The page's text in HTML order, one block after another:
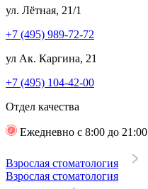
ул. Лётная, 21/1
+7 (495) 989-72-72
ул Ак. Каргина, 21
+7 (495) 104-42-00
Отдел качества
Ежедневно с 8:00 до 21:00
Взрослая стоматология
Взрослая стоматология